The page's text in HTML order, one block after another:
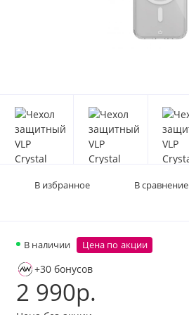
В наличии Цена по акции
+30 бонусов
2 990р.
В избранное В сравнение